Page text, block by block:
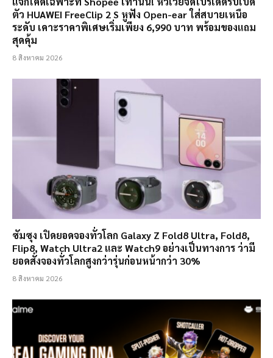
ตัว HUAWEI FreeClip 2 S หูฟัง Open-ear ใส่สบายเหนือ
ระดับ เคาะราคาพิเศษเริ่มเพียง 6,990 บาท พร้อมของแถม
สุดคุ้ม
8 สิงหาคม 2026
ซัมซุง เปิดยอดจองทั่วโลก Galaxy Z Fold8 Ultra, Fold8,
Flip8, Watch Ultra2 และ Watch9 อย่างเป็นทางการ ว่ามี
ยอดสั่งจองทั่วโลกสูงกว่ารุ่นก่อนหน้ากว่า 30%
8 สิงหาคม 2026